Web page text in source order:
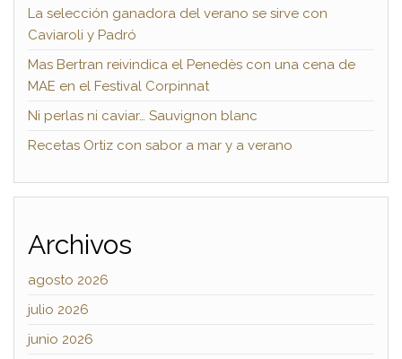
La selección ganadora del verano se sirve con
Caviaroli y Padró
Mas Bertran reivindica el Penedès con una cena de
MAE en el Festival Corpinnat
Ni perlas ni caviar… Sauvignon blanc
Recetas Ortiz con sabor a mar y a verano
Archivos
agosto 2026
julio 2026
junio 2026